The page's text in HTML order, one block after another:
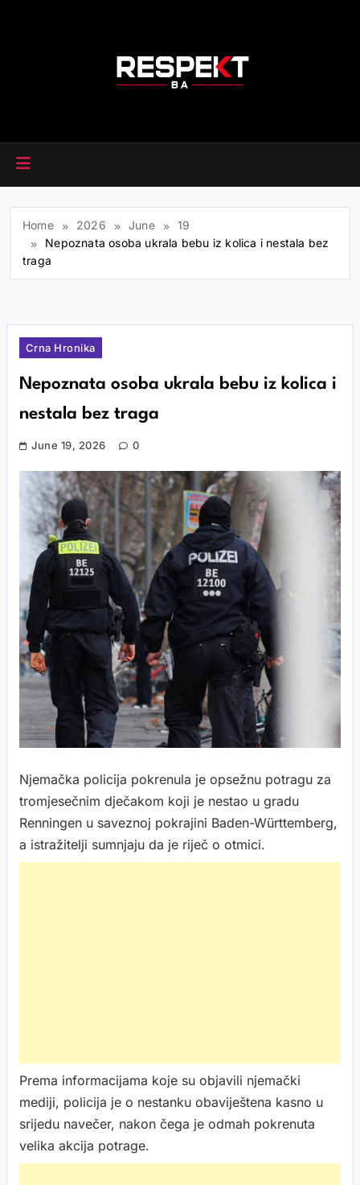
Home 2026 June
19
Nepoznata osoba ukrala bebu iz kolica i nestala bez
traga
Crna Hronika
Nepoznata osoba ukrala bebu iz kolica i
nestala bez traga
June 19, 2026 0
Njemačka policija pokrenula je opsežnu potragu za
tromjesečnim dječakom koji je nestao u gradu
Renningen u saveznoj pokrajini Baden-Württemberg,
a istražitelji sumnjaju da je riječ o otmici.
Prema informacijama koje su objavili njemački
mediji, policija je o nestanku obaviještena kasno u
srijedu navečer, nakon čega je odmah pokrenuta
velika akcija potrage.